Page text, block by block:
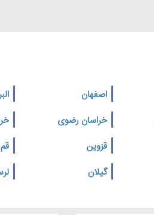
اصفهان
خراسان رضوی
قزوین قم
گیلان